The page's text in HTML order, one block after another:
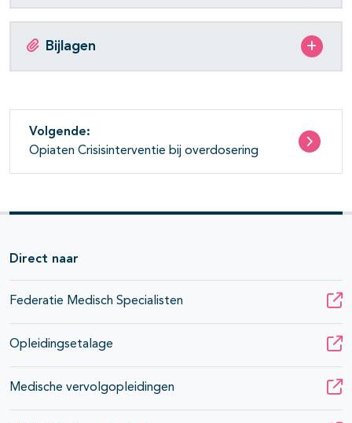
Bijlagen
Volgende:
Opiaten Crisisinterventie bij overdosering
Direct naar
Federatie Medisch Specialisten
Opleidingsetalage
Medische vervolgopleidingen